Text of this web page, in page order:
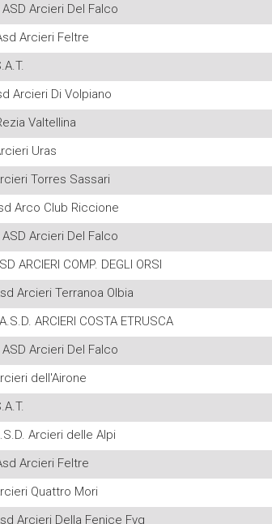
ASD Arcieri Del Falco
Arcieri Feltre
Arcieri Di Volpiano
Valtellina
Uras
Torres Sassari
Arco Club Riccione
ASD Arcieri Del Falco
ARCIERI COMP. DEGLI ORSI
Arcieri Terranoa Olbia
ARCIERI COSTA ETRUSCA
ASD Arcieri Del Falco
dell'Airone
Arcieri delle Alpi
Arcieri Feltre
Quattro Mori
Arcieri Della Fenice Fvg